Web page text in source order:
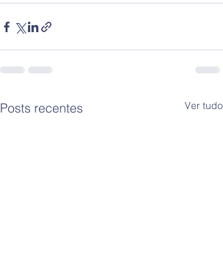
Posts recentes Ver tudo